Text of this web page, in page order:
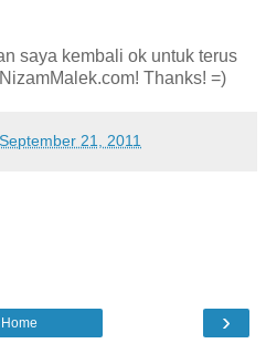
saya kembali ok untuk terus
Thanks! =)
21, 2011
›
Home